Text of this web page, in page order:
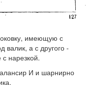
имеющую с
валик, а с другого -
нарезкой.
И и шарнирно